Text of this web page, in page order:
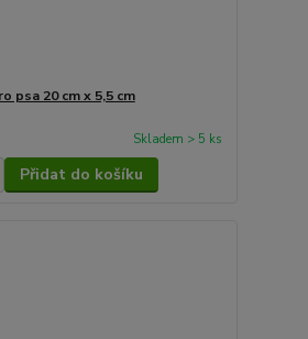
psa 20 cm x 5,5 cm
Skladem > 5 ks
Přidat do košíku